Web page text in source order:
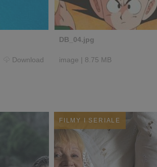
Download
DB_04.jpg
image | 8.75 MB
FILMY I SERIALE